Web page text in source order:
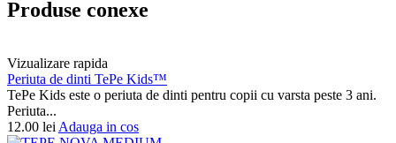
Produse conexe
Vizualizare rapida
Periuta de dinti TePe Kids™
TePe Kids este o periuta de dinti pentru copii cu varsta peste 3 ani.
Periuta...
12.00 lei Adauga in cos